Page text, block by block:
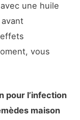
une huile
vous
pour l’infection
maison